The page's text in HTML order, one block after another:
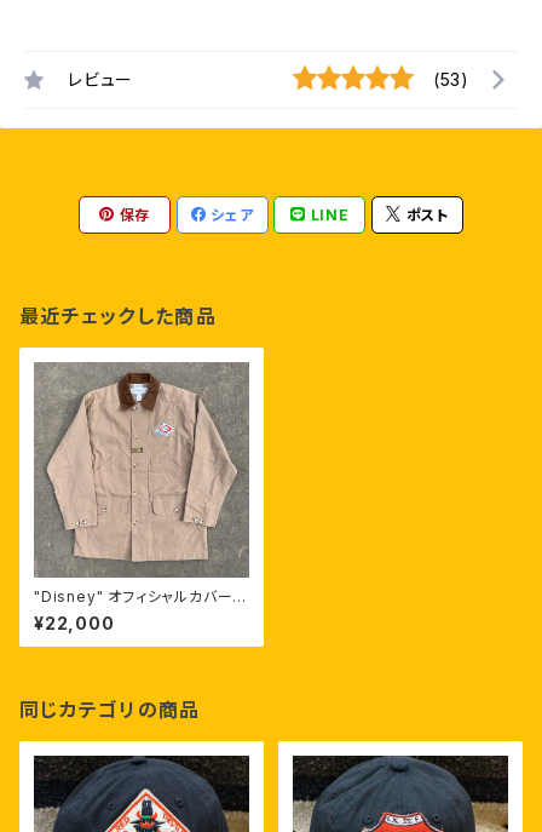
レビュー (53)
保存 シェア LINE ポスト
最近チェックした商品
"Disney" オフィシャルカバーオ
ール "エロ ピノキオ"プリ
ント(hand drawing)
¥22,000
同じカテゴリの商品